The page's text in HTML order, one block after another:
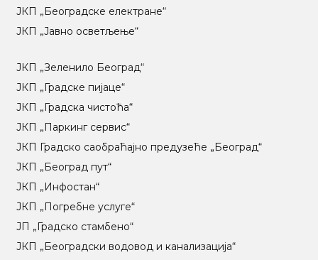
ЈКП „Београдске електране“
ЈКП „Јавно осветљење“
ЈКП „Зеленило Београд“
ЈКП „Градске пијаце“
ЈКП „Градска чистоћа“
ЈКП „Паркинг сервис“
ЈКП Градско саобраћајно предузеће „Београд“
ЈКП „Београд пут“
ЈКП „Инфостан“
ЈКП „Погребне услуге“
ЈП „Градско стамбено“
ЈКП „Београдски водовод и канализација“